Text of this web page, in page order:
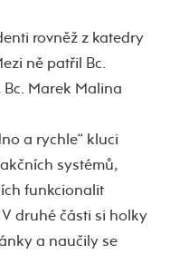
rovněž z katedry
ně patřil Bc.
Marek Malina
a rychle“ kluci
systémů,
funkcionalit
druhé části si holky
a naučily se